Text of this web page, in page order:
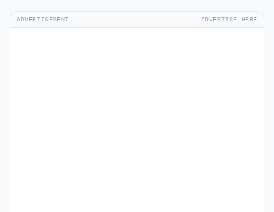
ADVERTISEMENT ADVERTISE HERE